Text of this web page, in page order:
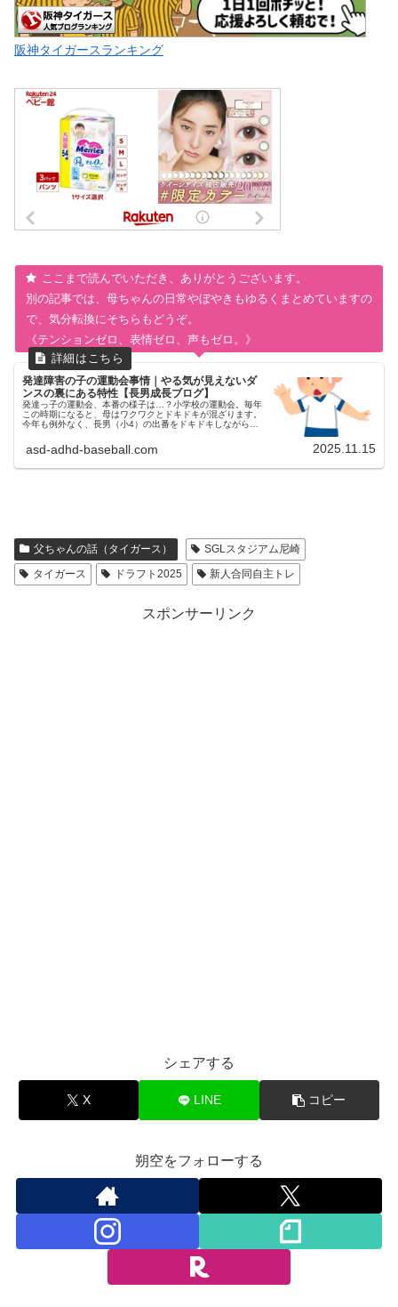
阪神タイガースランキング
ここまで読んでいただき、ありがとうございます。
別の記事では、母ちゃんの日常やぼやきもゆるくまとめていますの
で、気分転換にそちらもどうぞ。
《テンションゼロ、表情ゼロ、声もゼロ。》
発達障害の子の運動会事情｜やる気が見えないダ
ンスの裏にある特性【長男成長ブログ】
発達っ子の運動会、本番の様子は…？小学校の運動会。毎年
この時期になると、母はワクワクとドキドキが混ざります。
今年も例外なく、長男（小4）の出番をドキドキしながら見
ていて思わず「省エネすぎ...
asd-adhd-baseball.com 2025.11.15
父ちゃんの話（タイガース）
SGLスタジアム尼崎
タイガース
ドラフト2025 新人合同自主トレ
スポンサーリンク
シェアする
X LINE コピー
朔空をフォローする